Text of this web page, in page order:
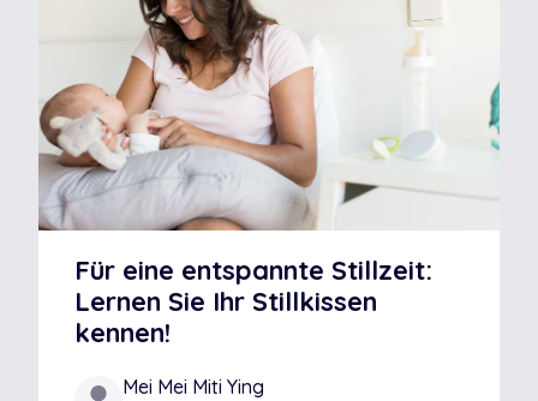
Für eine entspannte Stillzeit:
Lernen Sie Ihr Stillkissen
kennen!
Mei Mei Miti Ying